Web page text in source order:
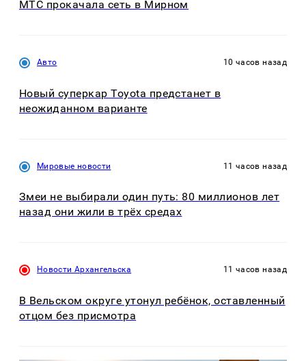
МТС прокачала сеть в Мирном
Авто 10 часов назад
Новый суперкар Toyota предстанет в
неожиданном варианте
Мировые новости 11 часов назад
Змеи не выбирали один путь: 80 миллионов лет
назад они жили в трёх средах
Новости Архангельска 11 часов назад
В Вельском округе утонул ребёнок, оставленный
отцом без присмотра